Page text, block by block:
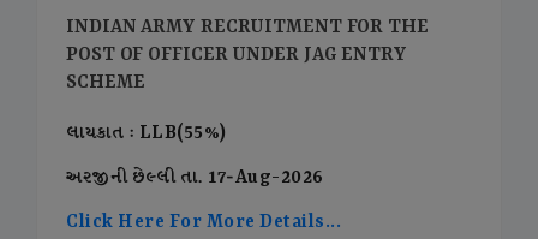
INDIAN ARMY RECRUITMENT FOR THE
POST OF OFFICER UNDER JAG ENTRY
SCHEME
લાયકાત : LLB(55%)
અરજીની છેલ્લી તા. 17-Aug-2026
Click Here For More Details...